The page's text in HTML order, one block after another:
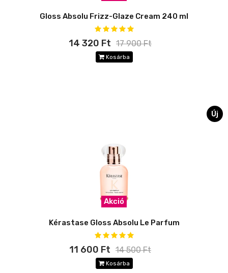
Gloss Absolu Frizz-Glaze Cream 240 ml
14 320 Ft 17 900 Ft
Kosárba
Új
Akció
Kérastase Gloss Absolu Le Parfum
11 600 Ft 14 500 Ft
Kosárba